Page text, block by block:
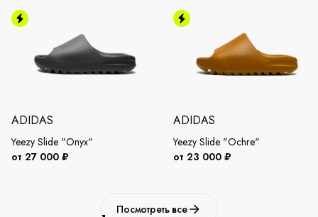
ADIDAS
Yeezy Slide "Onyx"
от 27 000 ₽
ADIDAS
Yeezy Slide "Ochre"
от 23 000 ₽
Посмотреть все